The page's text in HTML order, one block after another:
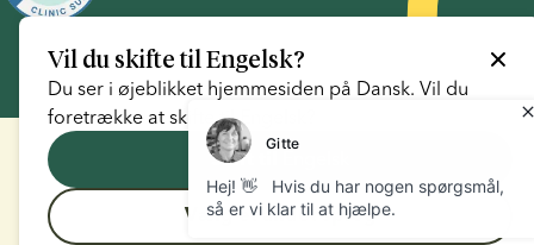
Vil du skifte tilEngelsk?
Du ser i øjeblikket hjemmesiden på Dansk. Vil du
foretrække at skifte tilEngelsk
Skift til
Vælg et andet sprog